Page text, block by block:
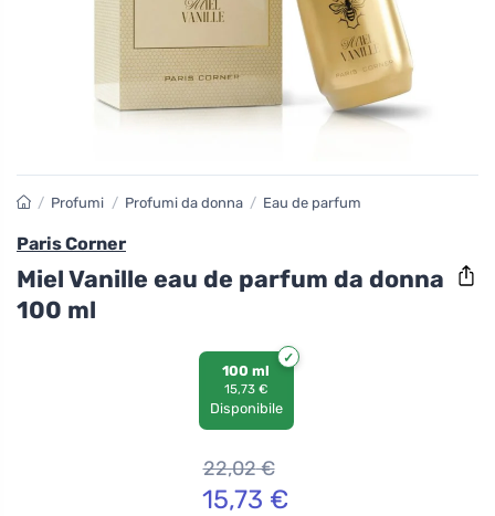
/ Profumi / Profumi da donna / Eau de parfum
Paris Corner
Miel Vanille eau de parfum da donna
100 ml
100 ml
15,73 €
Disponibile
22,02€
15,73 €